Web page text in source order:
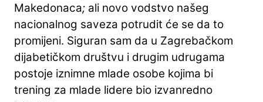
Makedonaca; ali novo vodstvo našeg
nacionalnog saveza potrudit će se da to
promijeni. Siguran sam da u Zagrebačkom
dijabetičkom društvu i drugim udrugama
postoje iznimne mlade osobe kojima bi
trening za mlade lidere bio izvanredno